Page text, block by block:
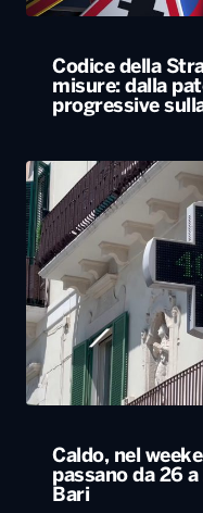
Codice della
misure: dalla
progressive
Caldo, nel
passano da 26
Bari